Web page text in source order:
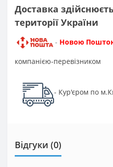
Доставка
території України
- Новою
компанією-перевізником
- Кур'єром по
Відгуки (0)